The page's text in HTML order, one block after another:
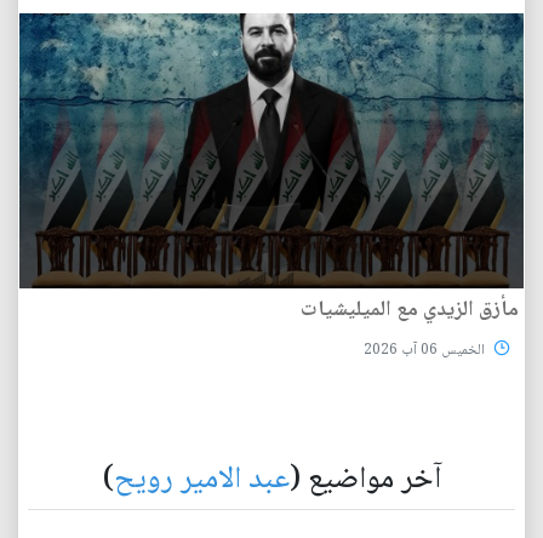
مأزق الزيدي مع الميليشيات
الخميس 06 آب 2026
آخر مواضيع (عبد الامير رويح)